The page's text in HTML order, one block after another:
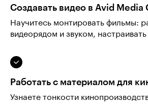
Создавать видео в Avid Media
Научитесь монтировать фильмы:
видеорядом и звуком,
Работать с материалом для
Узнаете тонкости